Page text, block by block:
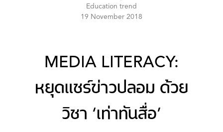
Education trend
19 November 2018
MEDIA LITERACY:
หยุดแชร์ข่าวปลอม ด้วย
วิชา ‘เท่าทันสื่อ’